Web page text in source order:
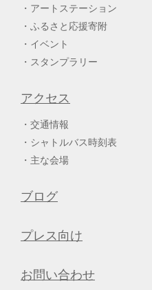
アートステーション
ふるさと応援寄附
イベント
スタンプラリー
アクセス
交通情報
シャトルバス時刻表
主な会場
ブログ
プレス向け
お問い合わせ